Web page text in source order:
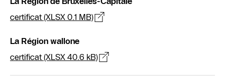
certificat (XLSX 0.1 MB)
La Région wallone
certificat (XLSX 40.6 kB)